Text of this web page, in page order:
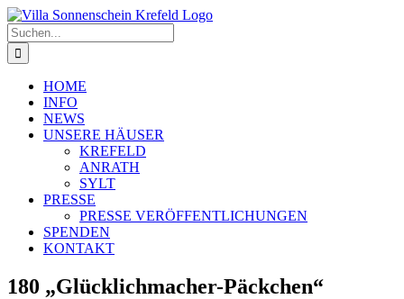
Zum
Inhalt
springen
Suche
nach:
HOME
INFO
NEWS
UNSERE HÄUSER
KREFELD
ANRATH
SYLT
PRESSE
PRESSE VERÖFFENTLICHUNGEN
SPENDEN
KONTAKT
180 „Glücklichmacher-Päckchen“